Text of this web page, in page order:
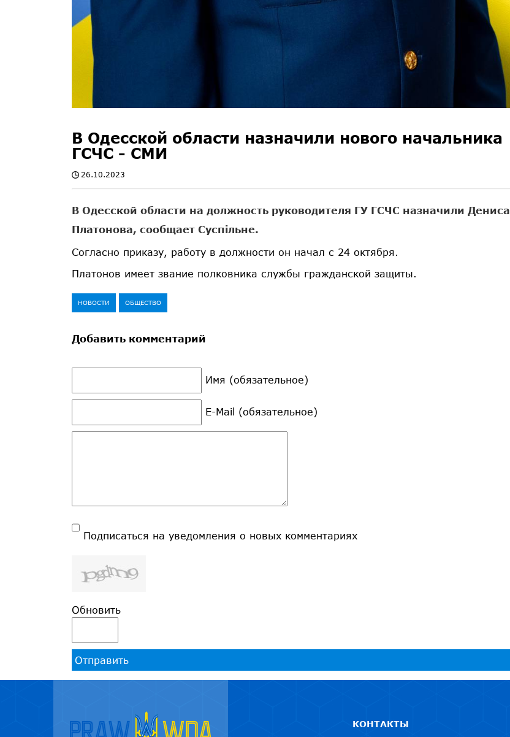
В Одесской области назначили нового начальника
ГСЧС - СМИ
26.10.2023
В Одесской области на должность руководителя ГУ ГСЧС назначили Дениса
Платонова, сообщает Суспільне.
Согласно приказу, работу в должности он начал с 24 октября.
Платонов имеет звание полковника службы гражданской защиты.
НОВОСТИ ОБЩЕСТВО
Добавить комментарий
Имя (обязательное)
E-Mail (обязательное)
Подписаться на уведомления о новых комментариях
Обновить
Отправить
КОНТАКТЫ